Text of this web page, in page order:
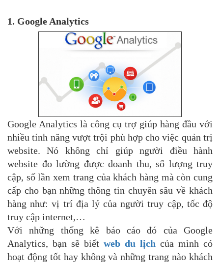
1. Google Analytics
Google Analytics là công cụ trợ giúp hàng đầu với
nhiều tính năng vượt trội phù hợp cho việc quản trị
website. Nó không chỉ giúp người điều hành
website đo lường được doanh thu, số lượng truy
cập, số lần xem trang của khách hàng mà còn cung
cấp cho bạn những thông tin chuyên sâu về khách
hàng như: vị trí địa lý của người truy cập, tốc độ
truy cập internet,…
Với những thống kê báo cáo đó của Google
Analytics, bạn sẽ biết web du lịch của mình có
hoạt động tốt hay không và những trang nào khách